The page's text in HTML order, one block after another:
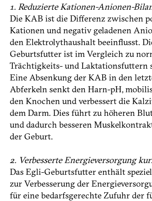
1. Reduzierte Kationen-­Anionen-
Die KAB ist die Differenz zwischen
Kationen und negativ geladenen
den Elektrolythaushalt beeinflusst.
Geburtsfutter ist im Vergleich zu
Trächtigkeits- und Laktationsfuttern
Eine Absenkung der KAB in den
Abferkeln senkt den Harn-pH,
den Knochen und verbessert die
dem Darm. Dies führt zu höheren
und dadurch besseren
der Geburt.
2. Verbesserte Energieversorgung
Das Egli-Geburtsfutter enthält
zur Verbesserung der
für eine bedarfsgerechte Zufuhr der